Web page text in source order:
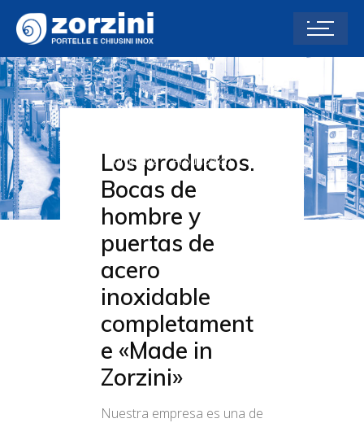
Producción
Compañía Producción
Los productos.
Bocas de
hombre y
puertas de
acero
inoxidable
completament
e «Made in
Zorzini»
Nuestra empresa es una de